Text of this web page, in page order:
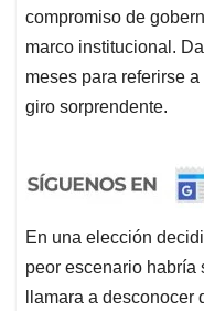
compromiso de
marco institucional.
meses para referirse
giro sorprendente.
En una elección
peor escenario habría
llamara a